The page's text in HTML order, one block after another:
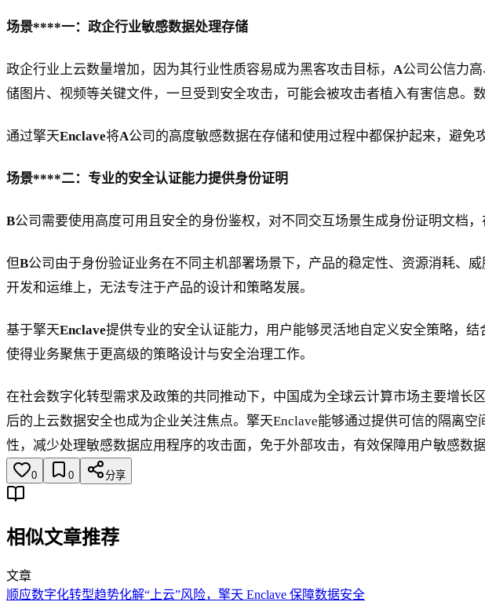
场景****一：政企行业敏感数据处理存储
政企行业上云数量增加，因为其行业性质容易成为黑客攻击目标， A公司公信力
储图片、视频等关键文件，一旦受到安全攻击，可能会被攻击者植入有害信息。
通过擎天Enclave将A公司的高度敏感数据在存储和使用过程中都保护起来，避免
场景****二：专业的安全认证能力提供身份证明
B公司需要使用高度可用且安全的身份鉴权，对不同交互场景生成身份证明文档
但B公司由于身份验证业务在不同主机部署场景下，产品的稳定性、资源消耗、
开发和运维上，无法专注于产品的设计和策略发展。
基于擎天Enclave提供专业的安全认证能力，用户能够灵活地自定义安全策略，结
使得业务聚焦于更高级的策略设计与安全治理工作。
在社会数字化转型需求及政策的共同推动下，中国成为全球云计算市场主要增
后的上云数据安全也成为企业关注焦点。擎天Enclave能够通过提供可信的隔离
性，减少处理敏感数据应用程序的攻击面，免于外部攻击，有效保障用户敏感数
0 0 分享
相似文章推荐
文章
顺应数字化转型趋势化解“上云”风险，擎天 Enclave 保障数据安全